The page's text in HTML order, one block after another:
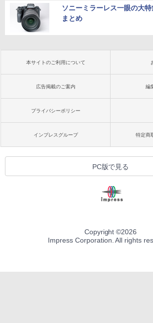
ソニーミラーレス一眼の大
まとめ
本サイトのご利用について
広告掲載のご案内 編
プライバシーポリシー
インプレスグループ 特定商
PC版で見る
Copyright ©2026
Impress Corporation. All rights